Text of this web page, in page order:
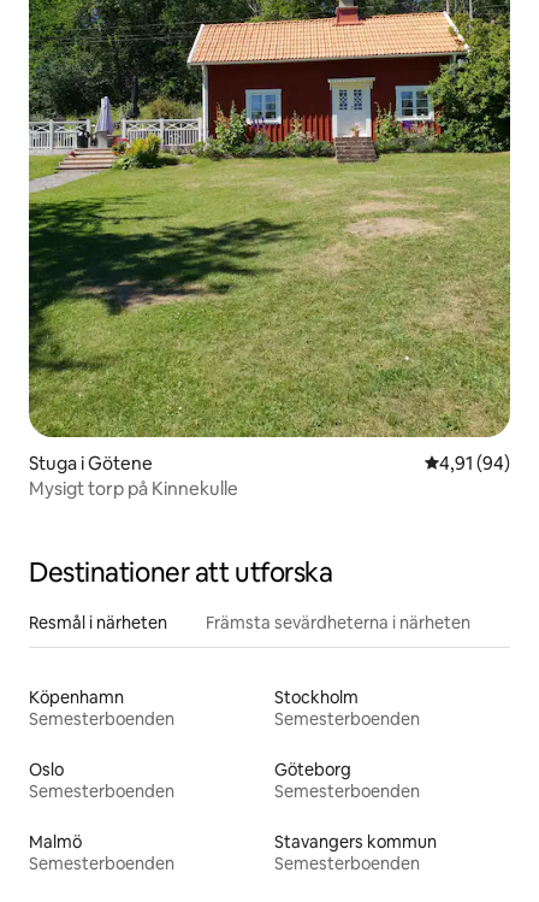
Stuga i Götene 4,91 av 5 i
4,91 (94)
Mysigt torp på Kinnekulle
Destinationer att utforska
Resmål i närheten Främsta sevärdheterna i närheten
Köpenhamn
Semesterboenden
Stockholm
Semesterboenden
Oslo
Semesterboenden
Göteborg
Semesterboenden
Malmö
Semesterboenden
Stavangers kommun
Semesterboenden